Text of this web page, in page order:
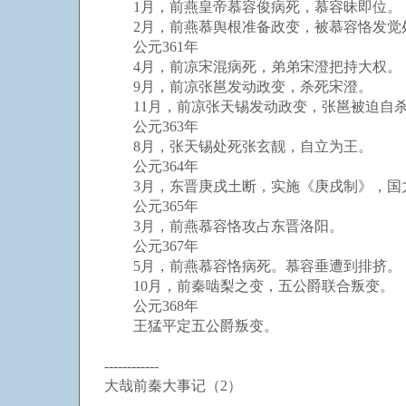
1月，前燕皇帝慕容俊病死，慕容昧即位。
2月，前燕慕舆根准备政变，被慕容恪发觉
公元361年
4月，前凉宋混病死，弟弟宋澄把持大权。
9月，前凉张邕发动政变，杀死宋澄。
11月，前凉张天锡发动政变，张邕被迫自
公元363年
8月，张天锡处死张玄靓，自立为王。
公元364年
3月，东晋庚戌土断，实施《庚戌制》，国
公元365年
3月，前燕慕容恪攻占东晋洛阳。
公元367年
5月，前燕慕容恪病死。慕容垂遭到排挤。
10月，前秦啮梨之变，五公爵联合叛变。
公元368年
王猛平定五公爵叛变。
------------
大哉前秦大事记（2）